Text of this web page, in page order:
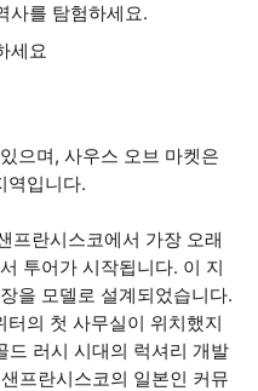
사를 탐험하세요.
세요
으며, 사우스 오브 마켓은
역입니다.
프란시스코에서 가장 오래
투어가 시작됩니다. 이 지
을 모델로 설계되었습니다.
의 첫 사무실이 위치했지
드 러시 시대의 럭셔리 개발
프란시스코의 일본인 커뮤